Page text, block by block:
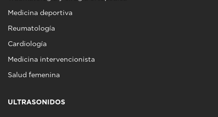
Medicina deportiva
Reumatología
Cardiología
Medicina intervencionista
Salud femenina
ULTRASONIDOS